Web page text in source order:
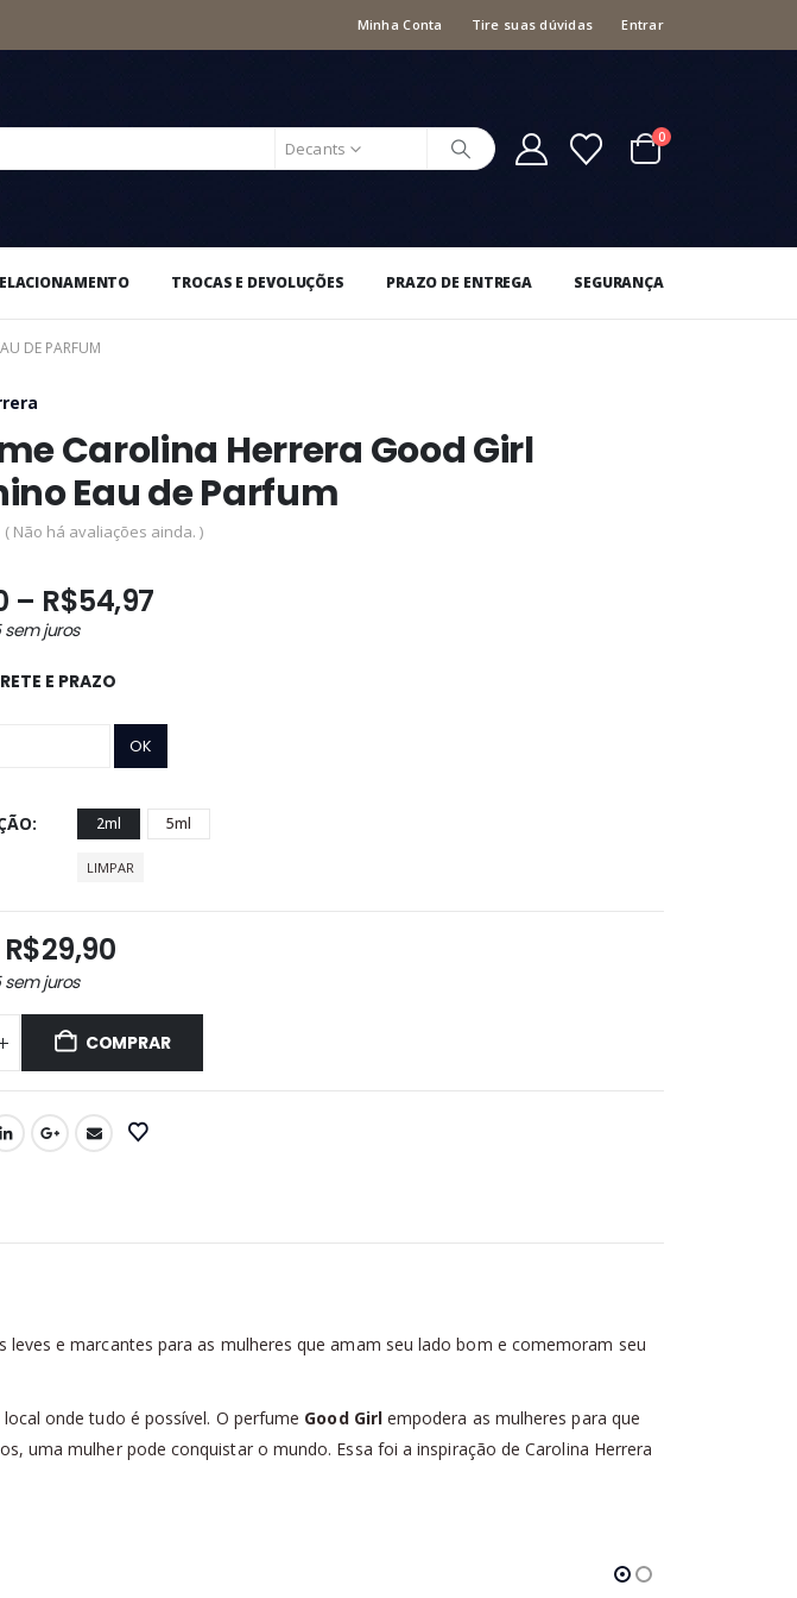
Minha Conta Tire suas dúvidas Entrar
Decants
0
TROCAS E DEVOLUÇÕES PRAZO DE ENTREGA SEGURANÇA
DE PARFUM
Carolina Herrera Good Girl
Eau de Parfum
( Não há avaliações ainda. )
– R$54,97Faixa
através
sem juros
E PRAZO
2ml 5ml
LIMPAR
O
preço
original
era:
R$44,90.
R$29,90O
atual
é:
R$29,90.
sem juros
COMPRAR
e marcantes para as mulheres que amam seu lado bom e comemoram seu
onde tudo é possível. O perfume Good Girlempodera as mulheres para que
uma mulher pode conquistar o mundo. Essa foi a inspiração de Carolina Herrera